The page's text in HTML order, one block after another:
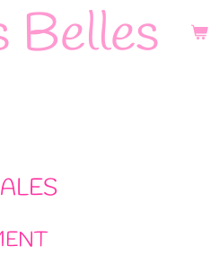
Belles